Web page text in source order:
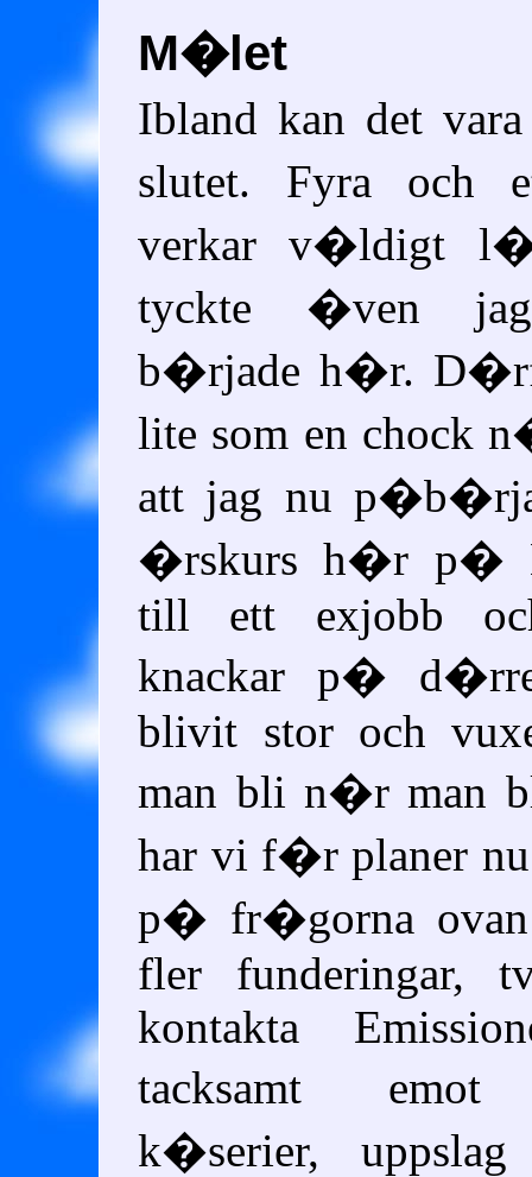
M�let
Ibland kan det
slutet. Fyra och
verkar v�ldigt
tyckte �ven
b�rjade h�r.
lite som en chock
att jag nu
�rskurs h�r p�
till ett exjobb
knackar p�
blivit stor och
man bli n�r man
har vi f�r planer
p� fr�gorna ovan
fler funderingar,
kontakta
tacksamt emot
k�serier,